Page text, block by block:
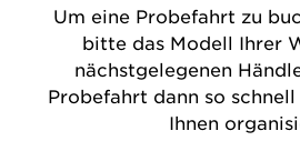
Um eine Probefahrt zu
bitte das Modell Ihrer
nächstgelegenen
Probefahrt dann so
Ihnen